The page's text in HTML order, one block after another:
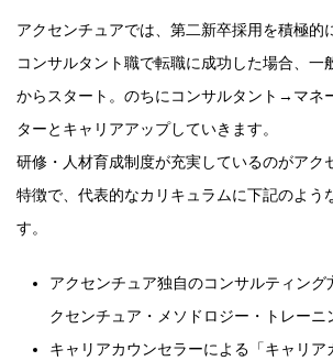
アクセンチュアでは、第二新卒採用を積極的
コンサルタント職で転職に成功した場合、一
からスタート。のちにコンサルタント→マネ
ターとキャリアアップしていきます。
研修・人材育成制度が充実しているのがアク
特徴で、代表的なカリキュラムに下記のよう
す。
アクセンチュア独自のコンサルティング
クセンチュア・メソドロジー・トレーニ
キャリアカウンセラーによる「キャリア